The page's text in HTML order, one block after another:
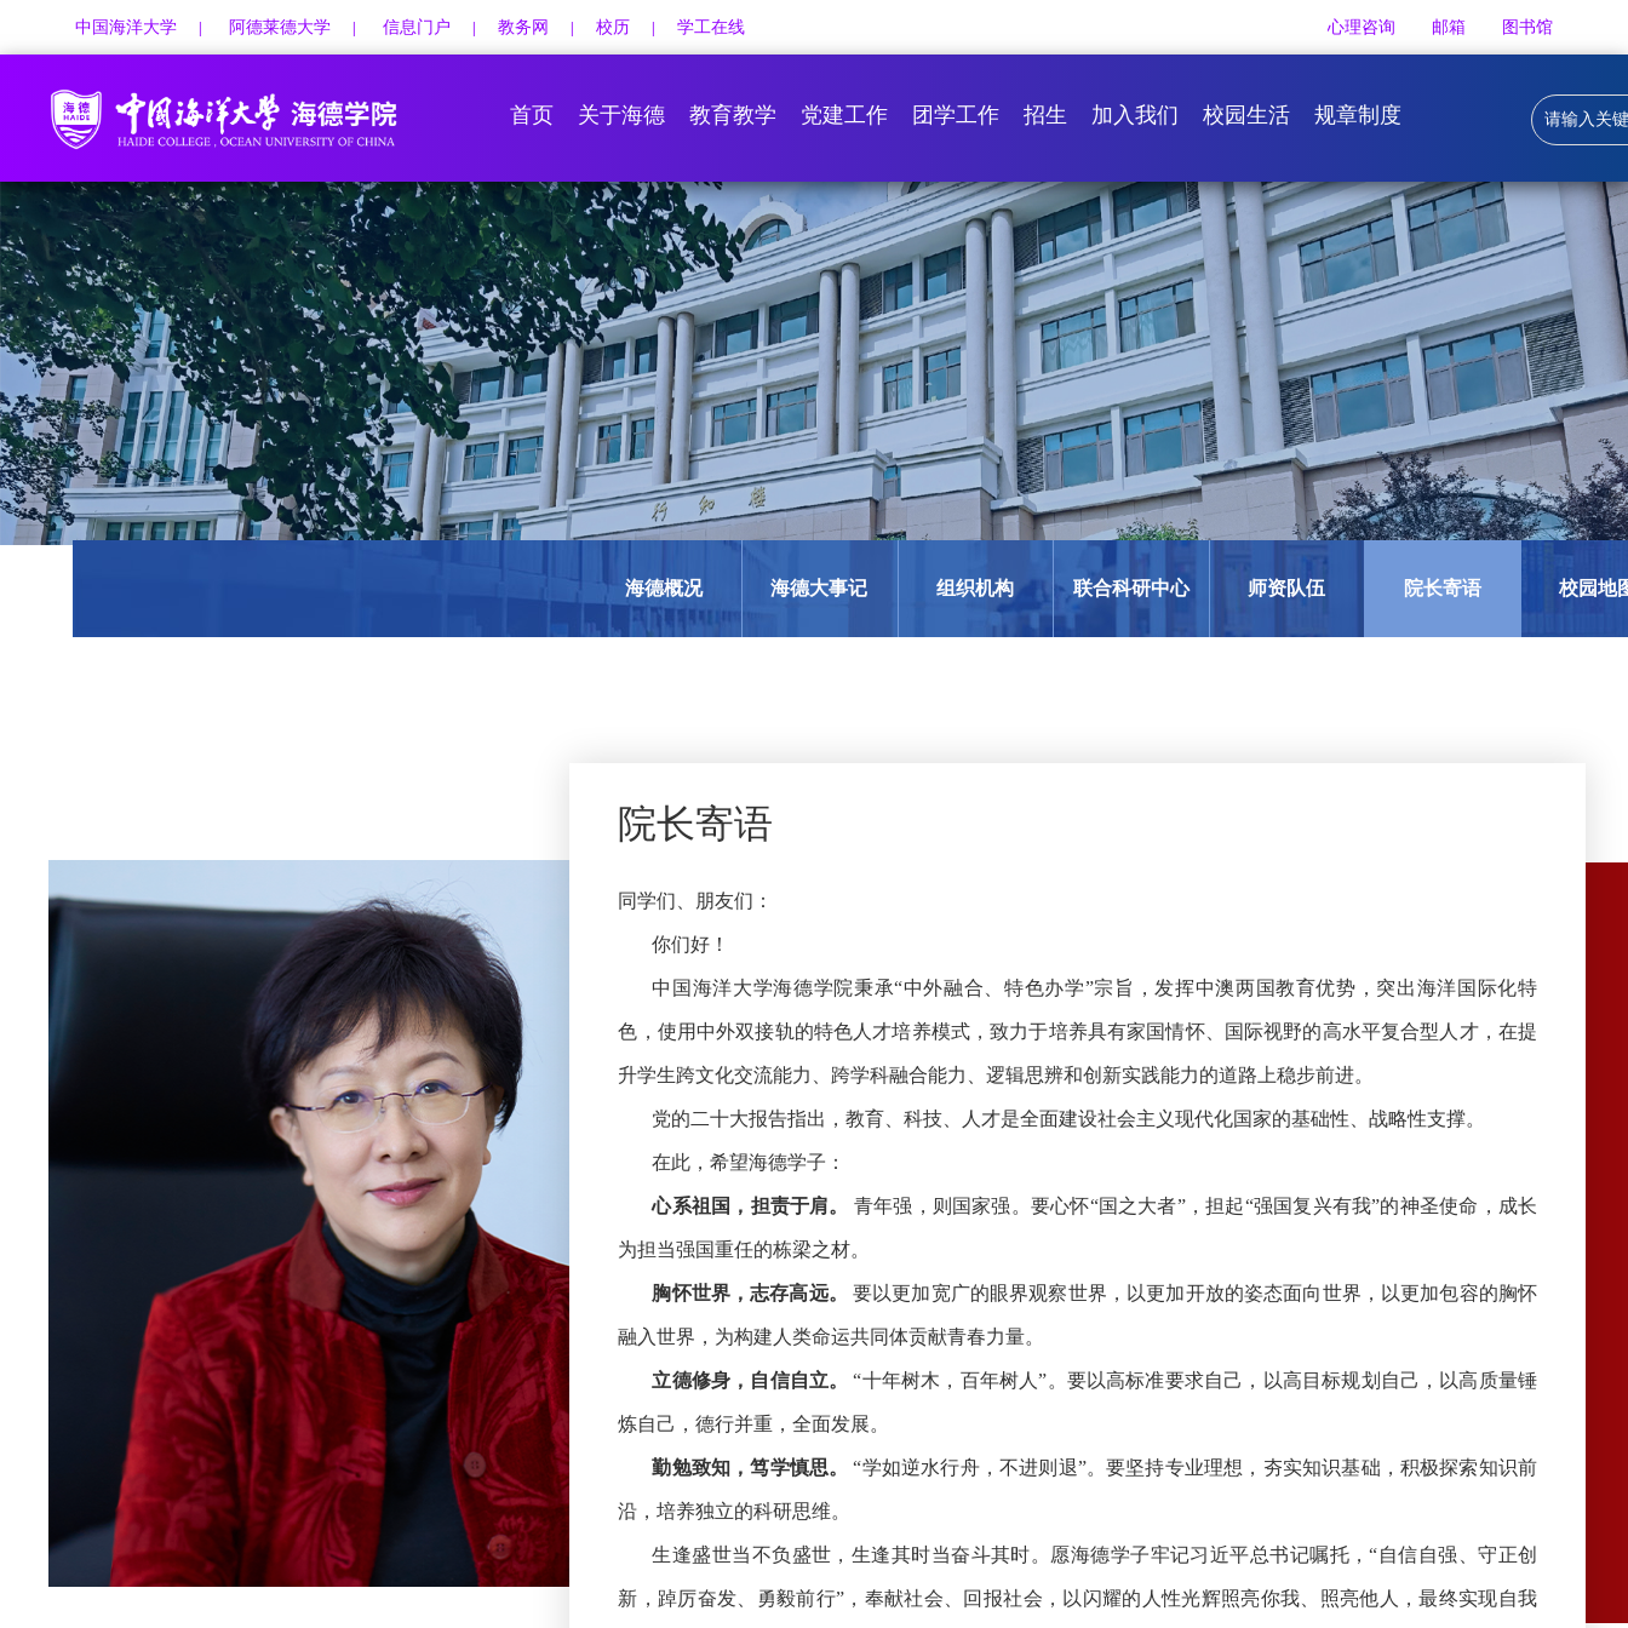
中国海洋大学 | 阿德莱德大学 | 信息门户 | 教务网 | 校历 | 学工在线 心理咨询 邮箱 图书馆
首页 关于海德 教育教学 党建工作 团学工作 招生 加入我们 校园生活 规章制度
海德概况 海德大事记 组织机构 联合科研中心 师资队伍 院长寄语 校园地
院长寄语
同学们、朋友们：
你们好！
中国海洋大学海德学院秉承“中外融合、特色办学”宗旨，发挥中澳两国教育优势，突出海洋国际化特
色，使用中外双接轨的特色人才培养模式，致力于培养具有家国情怀、国际视野的高水平复合型人才，在提
升学生跨文化交流能力、跨学科融合能力、逻辑思辨和创新实践能力的道路上稳步前进。
党的二十大报告指出，教育、科技、人才是全面建设社会主义现代化国家的基础性、战略性支撑。
在此，希望海德学子：
心系祖国，担责于肩。 青年强，则国家强。要心怀“国之大者”，担起“强国复兴有我”的神圣使命，成长
为担当强国重任的栋梁之材。
胸怀世界，志存高远。 要以更加宽广的眼界观察世界，以更加开放的姿态面向世界，以更加包容的胸怀
融入世界，为构建人类命运共同体贡献青春力量。
立德修身，自信自立。 “十年树木，百年树人”。要以高标准要求自己，以高目标规划自己，以高质量锤
炼自己，德行并重，全面发展。
勤勉致知，笃学慎思。 “学如逆水行舟，不进则退”。要坚持专业理想，夯实知识基础，积极探索知识前
沿，培养独立的科研思维。
生逢盛世当不负盛世，生逢其时当奋斗其时。愿海德学子牢记习近平总书记嘱托，“自信自强、守正创
新，踔厉奋发、勇毅前行”，奉献社会、回报社会，以闪耀的人性光辉照亮你我、照亮他人，最终实现自我